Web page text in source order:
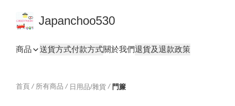
Japanchoo530
商品 送貨方式付款方式關於我們退貨及退款政策
首頁 / 所有商品 / 日用品/雜貨 / 門簾